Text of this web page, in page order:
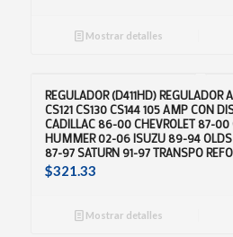
Mostrar detalles
REGULADOR (D411HD) REGULADOR
CS121 CS130 CS144 105 AMP CON
CADILLAC 86-00 CHEVROLET 87-
HUMMER 02-06 ISUZU 89-94
87-97 SATURN 91-97 TRANSPO
$321.33
Mostrar detalles